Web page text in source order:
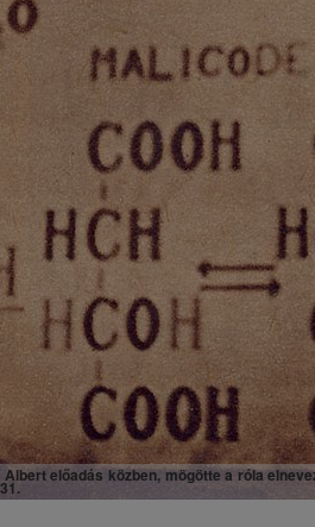
Albert előadás közben, mögötte a róla